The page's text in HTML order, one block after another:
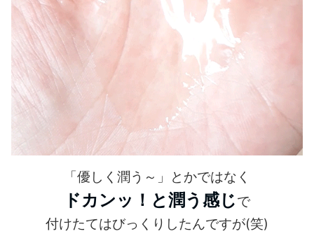
「優しく潤う～」とかではなく
ドカンッ！と潤う感じで
付けたてはびっくりしたんですが(笑)